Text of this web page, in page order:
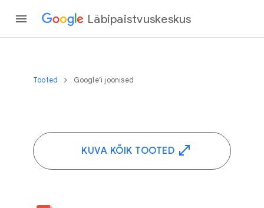
Läbipaistvuskeskus
Tooted Google’i joonised
KUVA KÕIK TOOTED